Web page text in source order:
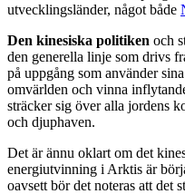
utvecklingsländer, något både
Den kinesiska politiken och
den generella linje som drivs
på uppgång som använder
omvärlden och vinna
sträcker sig över alla jordens
och djuphaven.
Det är ännu oklart om det
energiutvinning i Arktis är
oavsett bör det noteras att det